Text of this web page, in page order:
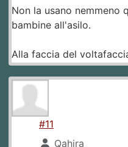
Non la usano nemmeno
bambine all'asilo.
Alla faccia del
#11
Qahira